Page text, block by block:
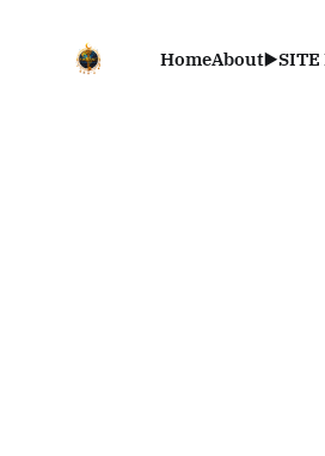
HomeAbout▶️SITE